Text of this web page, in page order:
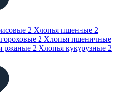
2 Хлопья пшенные 2
2 Хлопья пшеничные
ржаные 2 Хлопья кукурузные 2